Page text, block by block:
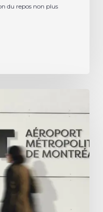
du repos non plus